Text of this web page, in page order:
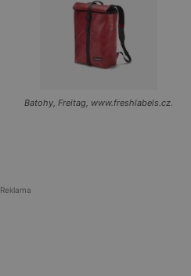
Batohy, Freitag, www.freshlabels.cz.
Reklama